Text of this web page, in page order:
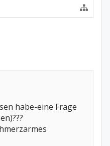
habe-eine Frage